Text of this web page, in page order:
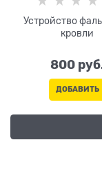
Устройство
кровли
800
ДОБАВИТЬ